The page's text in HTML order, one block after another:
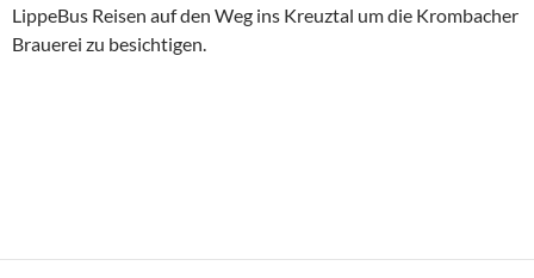
LippeBus Reisen auf den Weg ins Kreuztal um die Krombacher
Brauerei zu besichtigen.